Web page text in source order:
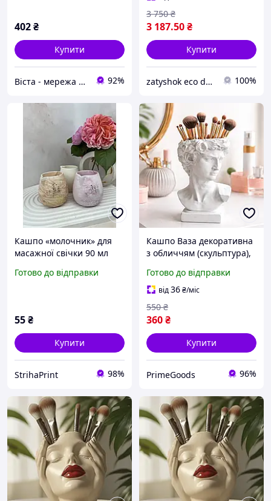
402₴
Купити
Віста - мережа будівельно-господарчих маркетів 92%
3 187.50₴
3 750 ₴
Купити
zatyshok eco decor 100%
Кашпо «молочник» для
масажної свічки 90 мл
Готово до відправки
55₴
Купити
StrihaPrint 98%
Кашпо Ваза декоративна
з обличчям (скульптура),
ручок, декор, статуетка з
ПВХ/смоли
Готово до відправки
від36₴/міс
360₴
550 ₴
Купити
PrimeGoods 96%